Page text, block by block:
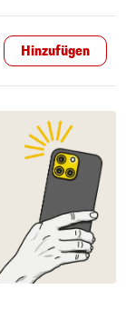
Hinzufügen